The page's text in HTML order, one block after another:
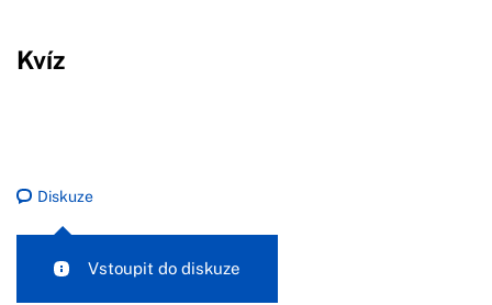
Kvíz
Diskuze
Vstoupit do diskuze